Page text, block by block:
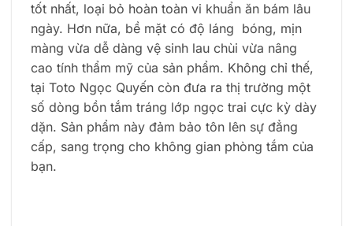
tốt nhất, loại bỏ hoàn toàn vi khuẩn ăn bám lâu
ngày. Hơn nữa, bề mặt có độ láng bóng, mịn
màng vừa dễ dàng vệ sinh lau chùi vừa nâng
cao tính thẩm mỹ của sản phẩm. Không chỉ thế,
tại Toto Ngọc Quyến còn đưa ra thị trường một
số dòng bồn tắm tráng lớp ngọc trai cực kỳ dày
dặn. Sản phẩm này đảm bảo tôn lên sự đẳng
cấp, sang trọng cho không gian phòng tắm của
bạn.